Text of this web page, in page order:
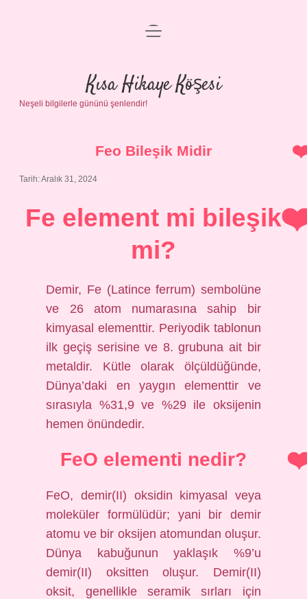
Anasayfa
Gizlilik Politikası
Yasal Uyarı
menüyü
Kısa Hikaye Köşesi
Neşeli bilgilerle gününü şenlendir!
Feo Bileşik Midir
Tarih: Aralık 31, 2024
Fe element mi bileşik
mi?
Demir, Fe (Latince ferrum) sembolüne
ve 26 atom numarasına sahip bir
kimyasal elementtir. Periyodik tablonun
ilk geçiş serisine ve 8. grubuna ait bir
metaldir. Kütle olarak ölçüldüğünde,
Dünya’daki en yaygın elementtir ve
sırasıyla %31,9 ve %29 ile oksijenin
hemen önündedir.
FeO elementi nedir?
FeO, demir(II) oksidin kimyasal veya
moleküler formülüdür; yani bir demir
atomu ve bir oksijen atomundan oluşur.
Dünya kabuğunun yaklaşık %9’u
demir(II) oksitten oluşur. Demir(II)
oksit, genellikle seramik sırları için